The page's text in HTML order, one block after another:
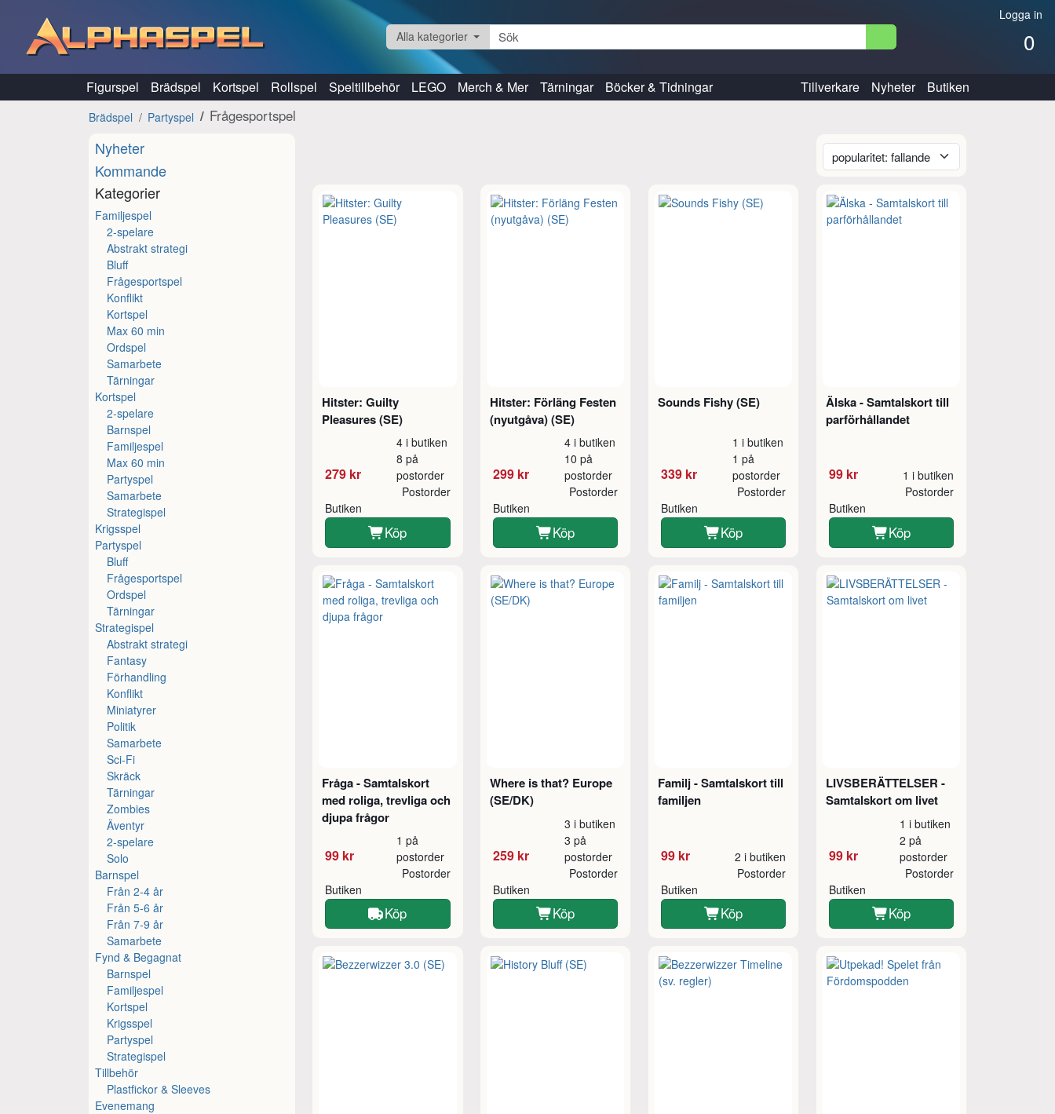
Logga in
0
Alla kategorier
Figurspel Brädspel Kortspel Rollspel Speltillbehör LEGO Merch & Mer Tärningar Böcker & Tidningar Tillverkare Nyheter Butiken
Brädspel Partyspel Frågesportspel
Nyheter
Kommande
Kategorier
Familjespel
2-spelare
Abstrakt strategi
Bluff
Frågesportspel
Konflikt
Kortspel
Max 60 min
Ordspel
Samarbete
Tärningar
Kortspel
2-spelare
Barnspel
Familjespel
Max 60 min
Partyspel
Samarbete
Strategispel
Krigsspel
Partyspel
Bluff
Frågesportspel
Ordspel
Tärningar
Strategispel
Abstrakt strategi
Fantasy
Förhandling
Konflikt
Miniatyrer
Politik
Samarbete
Sci-Fi
Skräck
Tärningar
Zombies
Äventyr
2-spelare
Solo
Barnspel
Från 2-4 år
Från 5-6 år
Från 7-9 år
Samarbete
Fynd & Begagnat
Barnspel
Familjespel
Kortspel
Krigsspel
Partyspel
Strategispel
Tillbehör
Plastfickor & Sleeves
Evenemang
Hitster: Guilty
Pleasures (SE)
279 kr
4 i butiken
8 på
postorder
Butiken
Postorder
Köp
Hitster: Förläng Festen
(nyutgåva) (SE)
299 kr
4 i butiken
10 på
postorder
Butiken
Postorder
Köp
Sounds Fishy (SE)
339 kr
1 i butiken
1 på
postorder
Butiken
Postorder
Köp
Älska - Samtalskort till
parförhållandet
99 kr 1 i butiken
Butiken
Postorder
Köp
Fråga - Samtalskort
med roliga, trevliga och
djupa frågor
99 kr
1 på
postorder
Butiken
Postorder
Köp
Where is that? Europe
(SE/DK)
259 kr
3 i butiken
3 på
postorder
Butiken
Postorder
Köp
Familj - Samtalskort till
familjen
99 kr 2 i butiken
Butiken
Postorder
Köp
LIVSBERÄTTELSER -
Samtalskort om livet
99 kr
1 i butiken
2 på
postorder
Butiken
Postorder
Köp